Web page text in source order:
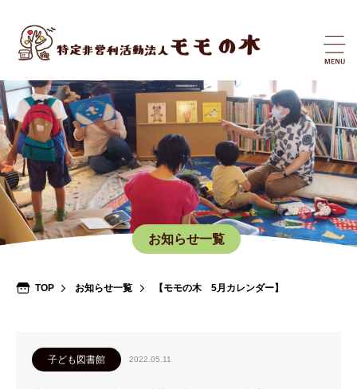
お知らせ一覧
TOP お知らせ一覧 【モモの木 5月カレンダー】
子ども図書館 2022.05.11